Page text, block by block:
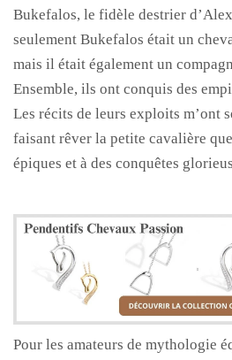
Bukefalos, le fidèle destrier
seulement Bukefalos était un
mais il était également un
Ensemble, ils ont conquis des
Les récits de leurs exploits m’ont
faisant rêver la petite cavalière
épiques et à des conquêtes
Pour les amateurs de mythologie